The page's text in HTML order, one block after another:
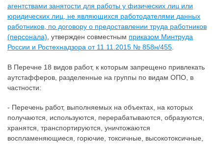
агентствами занятости для работы у физических лиц или
юридических лиц, не являющихся работодателями данных
работников, по договору о предоставлении труда работников
(персонала) , утвержден совместным приказом Минтруда
России и Ростехнадзора от 11.11.2015 № 858н/455
В Перечне 18 видов работ, к которым запрещено привлекать
аутстафферов, разделенные на группы по видам ОПО, в
частности:
- Перечень работ, выполняемых на объектах, на которых
получаются, используются, перерабатываются, образуются,
хранятся, транспортируются, уничтожаются
воспламеняющиеся, горючие, токсичные, высокотоксичные,